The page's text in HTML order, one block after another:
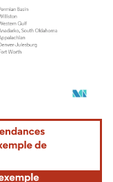
une attribution sous CC BY